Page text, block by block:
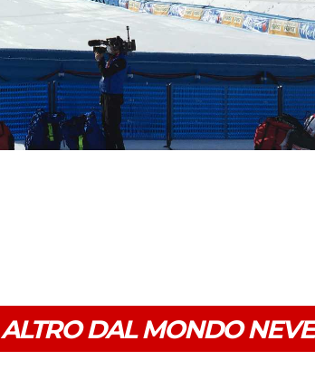
ALTRO DAL MONDO NEVE